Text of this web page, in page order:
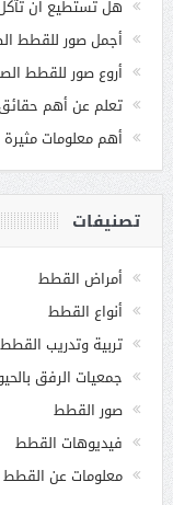
هل تستطيع ان
أجمل صور للقطط
أروع صور للقطط
تعلم عن أهم
أهم معلومات
تصنيفات
أمراض القطط
أنواع القطط
تربية وتدريب القطط
جمعيات الرفق
صور القطط
فيديوهات القطط
معلومات عن القطط